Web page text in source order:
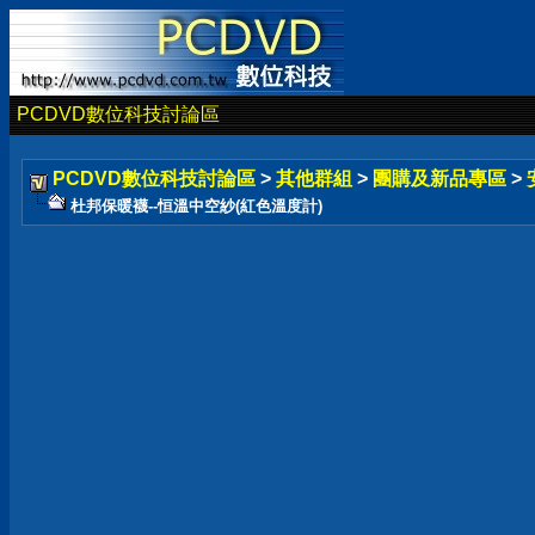
PCDVD數位科技討論區
PCDVD數位科技討論區 > 其他群組 > 團購及新品專區 >
杜邦保暖襪--恒溫中空紗(紅色溫度計)